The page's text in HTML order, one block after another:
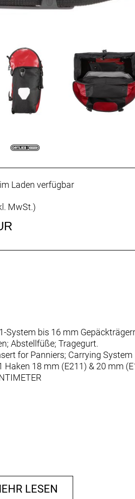
Laden verfügbar
MwSt.)
bis 16 mm
Abstellfüße; Tragegurt.
for Panniers; Carrying System
Haken 18 mm (E211) & 20 mm
LESEN